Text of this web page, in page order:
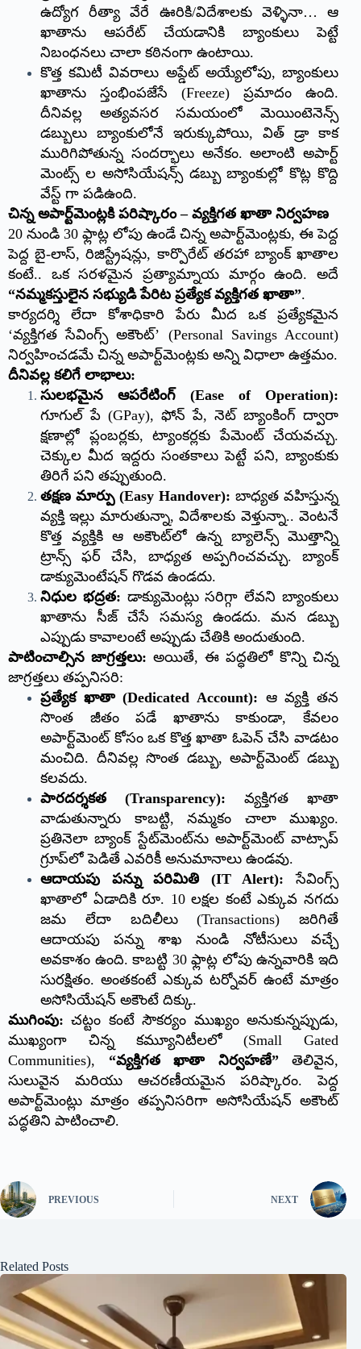
ఉద్యోగ రీత్యా వేరే ఊరికి/విదేశాలకు వెళ్ళినా… ఆ
ఖాతాను ఆపరేట్ చేయడానికి బ్యాంకులు పెట్టే
నిబంధనలు చాలా కఠినంగా ఉంటాయి.
కొత్త కమిటీ వివరాలు అప్డేట్ అయ్యేలోపు, బ్యాంకులు
ఖాతాను స్తంభింపజేసే (Freeze) ప్రమాదం ఉంది.
దీనివల్ల అత్యవసర సమయంలో మెయింటెనెన్స్
డబ్బులు బ్యాంకులోనే ఇరుక్కుపోయి, విత్ డ్రా కాక
మురిగిపోతున్న సందర్భాలు అనేకం. అలాంటి అపార్ట్
మెంట్స్ ల అసోసియేషన్స్ డబ్బు బ్యాంకుల్లో కొట్ల కొద్ది
వేస్ట్ గా పడిఉంది.
చిన్న అపార్ట్‌మెంట్లకి పరిష్కారం – వ్యక్తిగత ఖాతా నిర్వహణ
20 నుండి 30 ఫ్లాట్ల లోపు ఉండే చిన్న అపార్ట్‌మెంట్లకు, ఈ పెద్ద
పెద్ద బై-లాస్, రిజిస్ట్రేషన్లు, కార్పొరేట్ తరహా బ్యాంక్ ఖాతాల
కంటే.. ఒక సరళమైన ప్రత్యామ్నాయ మార్గం ఉంది. అదే
“నమ్మకస్తులైన సభ్యుడి పేరిట ప్రత్యేక వ్యక్తిగత ఖాతా”.
కార్యదర్శి లేదా కోశాధికారి పేరు మీద ఒక ప్రత్యేకమైన
‘వ్యక్తిగత సేవింగ్స్ అకౌంట్’ (Personal Savings Account)
నిర్వహించడమే చిన్న అపార్ట్‌మెంట్లకు అన్ని విధాలా ఉత్తమం.
దీనివల్ల కలిగే లాభాలు:
సులభమైన ఆపరేటింగ్ (Ease of Operation):
గూగుల్ పే (GPay), ఫోన్ పే, నెట్ బ్యాంకింగ్ ద్వారా
క్షణాల్లో ప్లంబర్లకు, ట్యాంకర్లకు పేమెంట్ చేయవచ్చు.
చెక్కుల మీద ఇద్దరు సంతకాలు పెట్టే పని, బ్యాంకుకు
తిరిగే పని తప్పుతుంది.
తక్షణ మార్పు (Easy Handover): బాధ్యత వహిస్తున్న
వ్యక్తి ఇల్లు మారుతున్నా, విదేశాలకు వెళ్తున్నా.. వెంటనే
కొత్త వ్యక్తికి ఆ అకౌంట్‌లో ఉన్న బ్యాలెన్స్ మొత్తాన్ని
ట్రాన్స్ ఫర్ చేసి, బాధ్యత అప్పగించవచ్చు. బ్యాంక్
డాక్యుమెంటేషన్ గొడవ ఉండదు.
నిధుల భద్రత: డాక్యుమెంట్లు సరిగ్గా లేవని బ్యాంకులు
ఖాతాను సీజ్ చేసే సమస్య ఉండదు. మన డబ్బు
ఎప్పుడు కావాలంటే అప్పుడు చేతికి అందుతుంది.
పాటించాల్సిన జాగ్రత్తలు: అయితే, ఈ పద్ధతిలో కొన్ని చిన్న
జాగ్రత్తలు తప్పనిసరి:
ప్రత్యేక ఖాతా (Dedicated Account): ఆ వ్యక్తి తన
సొంత జీతం పడే ఖాతాను కాకుండా, కేవలం
అపార్ట్‌మెంట్ కోసం ఒక కొత్త ఖాతా ఓపెన్ చేసి వాడటం
మంచిది. దీనివల్ల సొంత డబ్బు, అపార్ట్‌మెంట్ డబ్బు
కలవదు.
పారదర్శకత (Transparency): వ్యక్తిగత ఖాతా
వాడుతున్నారు కాబట్టి, నమ్మకం చాలా ముఖ్యం.
ప్రతినెలా బ్యాంక్ స్టేట్‌మెంట్‌ను అపార్ట్‌మెంట్ వాట్సాప్
గ్రూప్‌లో పెడితే ఎవరికీ అనుమానాలు ఉండవు.
ఆదాయపు పన్ను పరిమితి (IT Alert): సేవింగ్స్
ఖాతాలో ఏడాదికి రూ. 10 లక్షల కంటే ఎక్కువ నగదు
జమ లేదా బదిలీలు (Transactions) జరిగితే
ఆదాయపు పన్ను శాఖ నుండి నోటీసులు వచ్చే
అవకాశం ఉంది. కాబట్టి 30 ఫ్లాట్ల లోపు ఉన్నవారికి ఇది
సురక్షితం. అంతకంటే ఎక్కువ టర్నోవర్ ఉంటే మాత్రం
అసోసియేషన్ అకౌంటే దిక్కు.
ముగింపు: చట్టం కంటే సౌకర్యం ముఖ్యం అనుకున్నప్పుడు,
ముఖ్యంగా చిన్న కమ్యూనిటీలలో (Small Gated
Communities), “వ్యక్తిగత ఖాతా నిర్వహణే”తెలివైన,
సులువైన మరియు ఆచరణీయమైన పరిష్కారం. పెద్ద
అపార్ట్‌మెంట్లు మాత్రం తప్పనిసరిగా అసోసియేషన్ అకౌంట్
పద్ధతిని పాటించాలి.
PREVIOUS NEXT
Related Posts